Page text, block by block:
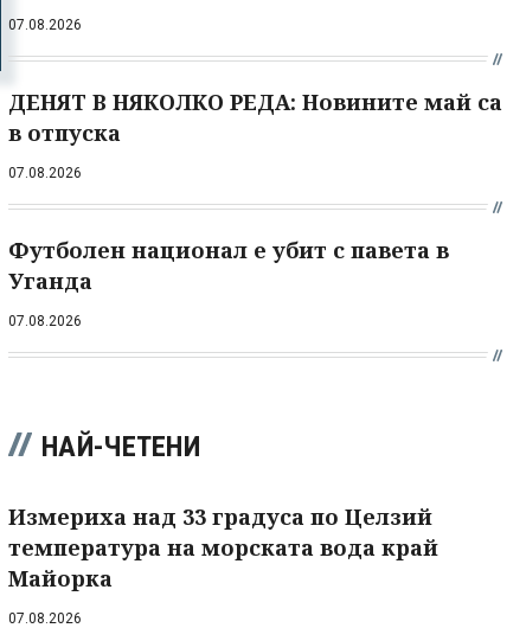
07.08.2026
ДЕНЯТ В НЯКОЛКО РЕДА: Новините май са
в отпуска
07.08.2026
Футболен национал е убит с павета в
Уганда
07.08.2026
НАЙ-ЧЕТЕНИ
Измериха над 33 градуса по Целзий
температура на морската вода край
Майорка
07.08.2026